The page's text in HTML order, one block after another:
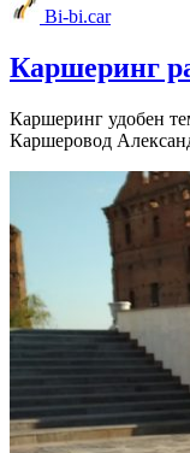
Bi-bi.car
Каршеринг
Каршеринг удобен
Каршеровод